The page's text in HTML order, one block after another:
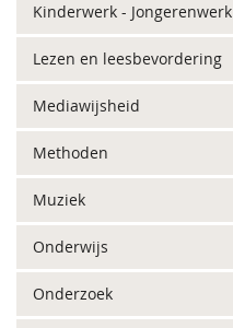
Kinderwerk - Jongerenwerk
Lezen en leesbevordering
Mediawijsheid
Methoden
Muziek
Onderwijs
Onderzoek